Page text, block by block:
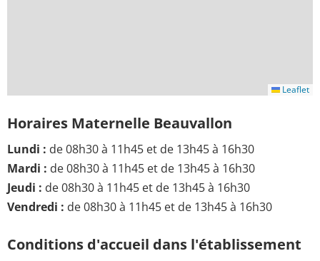
Leaflet
Horaires Maternelle Beauvallon
Lundi : de 08h30 à 11h45 et de 13h45 à 16h30
Mardi : de 08h30 à 11h45 et de 13h45 à 16h30
Jeudi : de 08h30 à 11h45 et de 13h45 à 16h30
Vendredi : de 08h30 à 11h45 et de 13h45 à 16h30
Conditions d'accueil dans l'établissement